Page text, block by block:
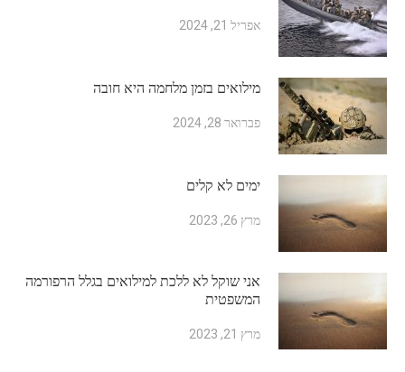
אפריל 21, 2024
מילואים בזמן מלחמה היא חובה
פברואר 28, 2024
ימים לא קלים
מרץ 26, 2023
אני שוקל לא ללכת למילואים בגלל הרפורמה
המשפטית
מרץ 21, 2023